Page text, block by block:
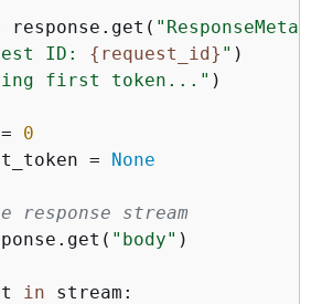
response.get(
ID: { request_id} "
first token..." )
0
= None
response stream
"body"
in stream: